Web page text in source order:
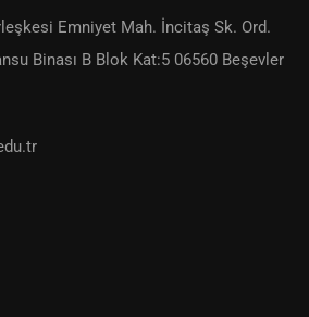
Emniyet Mah. İncitaş Sk. Ord.
Binası B Blok Kat:5 06560 Beşevler